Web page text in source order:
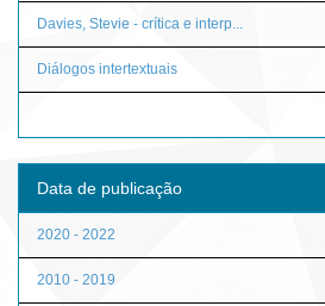
Davies, Stevie - crítica e interp...
Diálogos intertextuais
Data de publicação
2020 - 2022
2010 - 2019